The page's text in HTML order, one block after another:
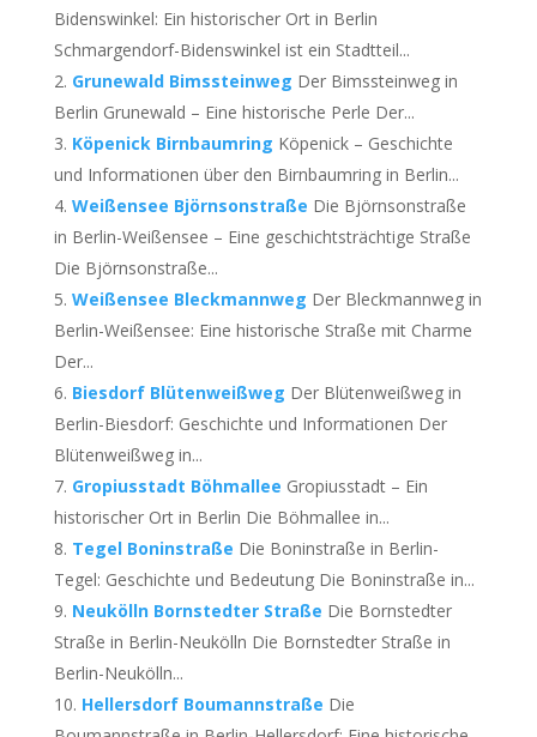
Bidenswinkel: Ein historischer Ort in Berlin
Schmargendorf-Bidenswinkel ist ein Stadtteil...
Grunewald Bimssteinweg Der Bimssteinweg in
Berlin Grunewald – Eine historische Perle Der...
Köpenick Birnbaumring Köpenick – Geschichte
und Informationen über den Birnbaumring in Berlin...
Weißensee Björnsonstraße Die Björnsonstraße
in Berlin-Weißensee – Eine geschichtsträchtige Straße
Die Björnsonstraße...
Weißensee Bleckmannweg Der Bleckmannweg in
Berlin-Weißensee: Eine historische Straße mit Charme
Der...
Biesdorf Blütenweißweg Der Blütenweißweg in
Berlin-Biesdorf: Geschichte und Informationen Der
Blütenweißweg in...
Gropiusstadt Böhmallee Gropiusstadt – Ein
historischer Ort in Berlin Die Böhmallee in...
Tegel Boninstraße Die Boninstraße in Berlin-
Tegel: Geschichte und Bedeutung Die Boninstraße in...
Neukölln Bornstedter Straße Die Bornstedter
Straße in Berlin-Neukölln Die Bornstedter Straße in
Berlin-Neukölln...
Hellersdorf Boumannstraße Die